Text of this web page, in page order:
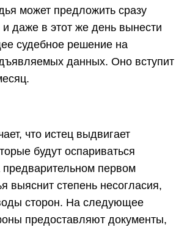
может предложить сразу
и даже в этот же день вынести
судебное решение на
данных. Оно вступит
что истец выдвигает
будут оспариваться
предварительном первом
выяснит степень несогласия,
сторон. На следующее
предоставляют документы,